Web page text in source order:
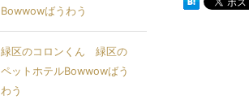
Bowwowばうわう
緑区のコロンくん 緑区の
ペットホテルBowwowばう
わう